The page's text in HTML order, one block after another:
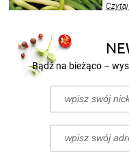
Bądź na bieżąco –